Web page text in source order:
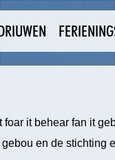
it behear fan it
en de stichting